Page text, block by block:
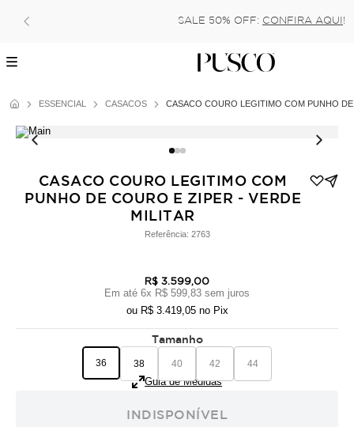
SALE 50% OFF: CONFIRA AQUI !
ESSENCIAL CASACOS CASACO COURO LEGITIMO COM PUNHO
CASACO COURO LEGITIMO COM
PUNHO DE COURO E ZIPER - VERDE
MILITAR
Referência: 2763
R$ 3.599,00
Em até 6x R$ 599,83 sem juros
ou R$ 3.419,05no Pix
Tamanho
36 38 40 42 44
Guia de Medidas
INDISPONÍVEL